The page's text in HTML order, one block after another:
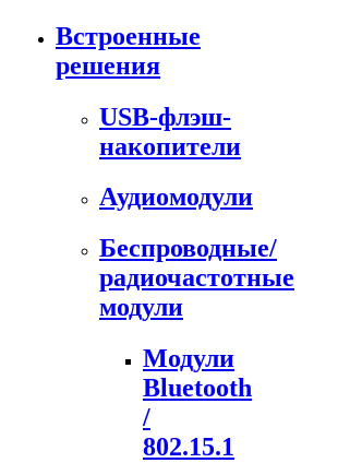
Встроенные
решения
USB-флэш-
накопители
Аудиомодули
Беспроводные/
радиочастотные
модули
Модули
Bluetooth
/
802.15.1